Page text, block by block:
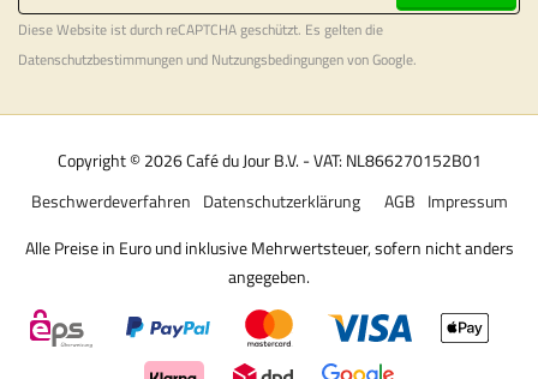
Diese Website ist durch reCAPTCHA geschützt. Es gelten die
Datenschutzbestimmungen und Nutzungsbedingungenvon Google.
Copyright © 2026 Café du Jour B.V. - VAT: NL866270152B01
Impressum
AGB
Datenschutzerklärung
Beschwerdeverfahren
Alle Preise in Euro und inklusive Mehrwertsteuer, sofern nicht anders
angegeben.